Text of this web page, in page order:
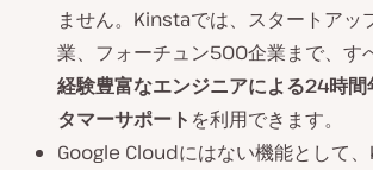
ません。Kinstaでは、スタートアッ
業、フォーチュン500企業まで、す
経験豊富なエンジニアによる24時間
タマーサポート を利用できます。
Google Cloudにはない機能として